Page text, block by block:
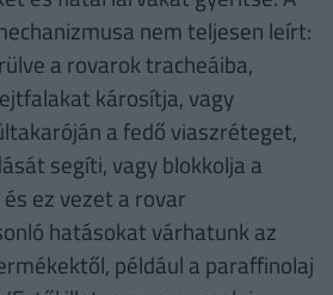
nem teljesen leírt:
a rovarok tracheáiba,
károsítja, vagy
a fedő viaszréteget,
segíti, vagy blokkolja a
ez vezet a rovar
hatásokat várhatunk az
például a paraffinolaj